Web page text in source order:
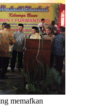
memafkan